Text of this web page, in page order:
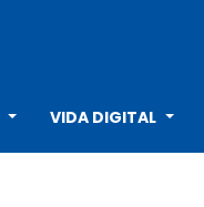
VIDA DIGITAL